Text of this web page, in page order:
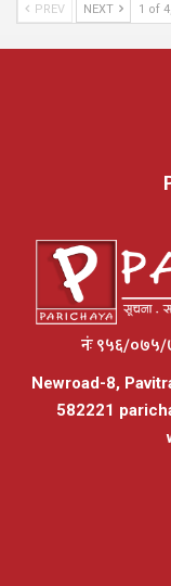
PREV NEXT 1 of
नंः ९५६/
Newroad-8,
582221